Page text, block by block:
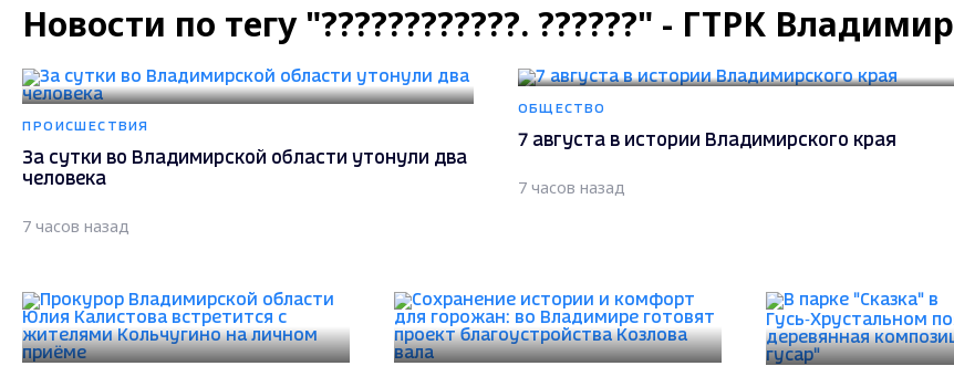
Новости по тегу "????????????. ??????" - ГТРК Владимир
ПРОИСШЕСТВИЯ
За сутки во Владимирской области утонули два
человека
7 часов назад
ОБЩЕСТВО
7 августа в истории Владимирского края
7 часов назад